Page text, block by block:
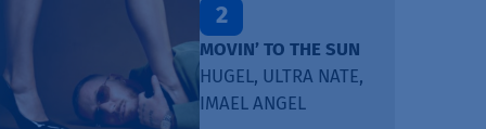
2
MOVIN’ TO THE SUN
HUGEL, ULTRA NATE,
IMAEL ANGEL